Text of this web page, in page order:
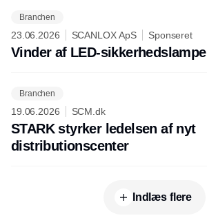
Branchen
23.06.2026 SCANLOX ApS Sponseret
Vinder af LED-sikkerhedslampe
Branchen
19.06.2026 SCM.dk
STARK styrker ledelsen af nyt
distributionscenter
Indlæs flere